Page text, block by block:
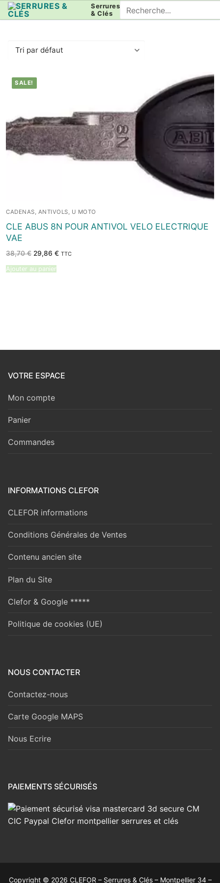
Aller
au
Serrures
& Clés
Rechercher
:
SALE!
CADENAS, ANTIVOLS, U MOTO
CLE ABUS 8N POUR ANTIVOL VELO ELECTRIQUE
VAE
38,70€ Le
prix
initial
était :
29,86 €Le
TTC
Ajouter au panier
VOTRE ESPACE
Mon compte
Panier
Commandes
INFORMATIONS CLEFOR
CLEFOR informations
Conditions Générales de Ventes
Contenu ancien site
Plan du Site
Clefor & Google *****
Politique de cookies (UE)
NOUS CONTACTER
Contactez-nous
Carte Google MAPS
Nous Ecrire
PAIEMENTS SÉCURISÉS
Copyright © 2026 CLEFOR – Serrures & Clés – Montpellier 34 –